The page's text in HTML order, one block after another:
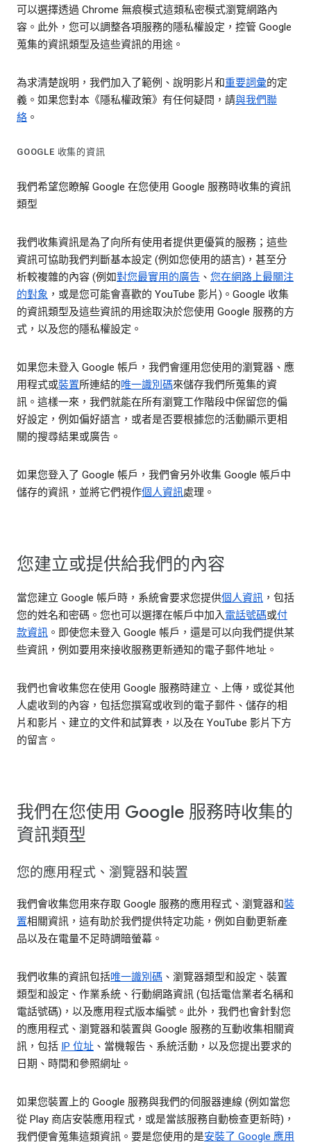
可以選擇透過 Chrome 無痕模式這類私密模式瀏覽網路內
容。此外，您可以調整各項服務的隱私權設定，控管 Google
蒐集的資訊類型及這些資訊的用途。
為求清楚說明，我們加入了範例、說明影片和重要詞彙的定
義。如果您對本《隱私權政策》有任何疑問，請與我們聯
絡 。
GOOGLE 收集的資訊
我們希望您瞭解 Google 在您使用 Google 服務時收集的資訊
類型
我們收集資訊是為了向所有使用者提供更優質的服務；這些
資訊可協助我們判斷基本設定 (例如您使用的語言)，甚至分
析較複雜的內容 (例如對您最實用的廣告 、 您在網路上最關注
的對象 ，或是您可能會喜歡的 YouTube 影片)。Google 收集
的資訊類型及這些資訊的用途取決於您使用 Google 服務的方
式，以及您的隱私權設定。
如果您未登入 Google 帳戶，我們會運用您使用的瀏覽器、應
用程式或裝置所連結的唯一識別碼來儲存我們所蒐集的資
訊。這樣一來，我們就能在所有瀏覽工作階段中保留您的偏
好設定，例如偏好語言，或者是否要根據您的活動顯示更相
關的搜尋結果或廣告。
如果您登入了 Google 帳戶，我們會另外收集 Google 帳戶中
儲存的資訊，並將它們視作個人資訊處理。
您建立或提供給我們的內容
當您建立 Google 帳戶時，系統會要求您提供個人資訊 ，包括
您的姓名和密碼。您也可以選擇在帳戶中加入電話號碼或付
款資訊 。即使您未登入 Google 帳戶，還是可以向我們提供某
些資訊，例如要用來接收服務更新通知的電子郵件地址。
我們也會收集您在使用 Google 服務時建立、上傳，或從其他
人處收到的內容，包括您撰寫或收到的電子郵件、儲存的相
片和影片、建立的文件和試算表，以及在 YouTube 影片下方
的留言。
我們在您使用 Google 服務時收集的
資訊類型
您的應用程式、瀏覽器和裝置
我們會收集您用來存取 Google 服務的應用程式、瀏覽器和裝
置相關資訊，這有助於我們提供特定功能，例如自動更新產
品以及在電量不足時調暗螢幕。
我們收集的資訊包括唯一識別碼 、瀏覽器類型和設定、裝置
類型和設定、作業系統、行動網路資訊 (包括電信業者名稱和
電話號碼)，以及應用程式版本編號。此外，我們也會針對您
的應用程式、瀏覽器和裝置與 Google 服務的互動收集相關資
訊，包括 IP 位址 、當機報告、系統活動，以及您提出要求的
日期、時間和參照網址。
如果您裝置上的 Google 服務與我們的伺服器連線 (例如當您
從 Play 商店安裝應用程式，或是當該服務自動檢查更新時)，
我們便會蒐集這類資訊。要是您使用的是安裝了 Google 應用